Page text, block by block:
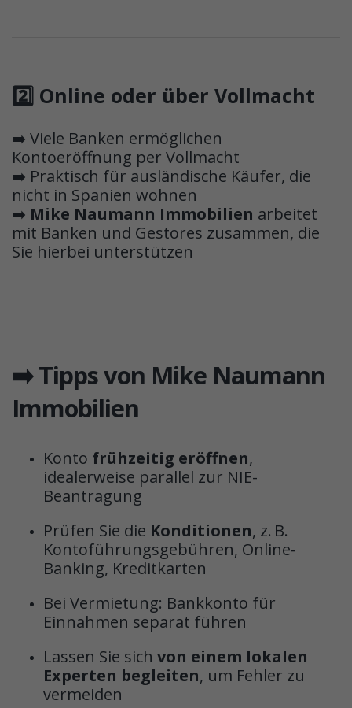
2️⃣ Online oder über Vollmacht
➡️ Viele Banken ermöglichen
Kontoeröffnung per Vollmacht
➡️ Praktisch für ausländische Käufer, die
nicht in Spanien wohnen
➡️ Mike Naumann Immobilien arbeitet
mit Banken und Gestores zusammen, die
Sie hierbei unterstützen
➡️ Tipps von Mike Naumann
Immobilien
Konto frühzeitig eröffnen,
idealerweise parallel zur NIE-
Beantragung
Prüfen Sie die Konditionen, z. B.
Kontoführungsgebühren, Online-
Banking, Kreditkarten
Bei Vermietung: Bankkonto für
Einnahmen separat führen
Lassen Sie sich von einem lokalen
Experten begleiten, um Fehler zu
vermeiden